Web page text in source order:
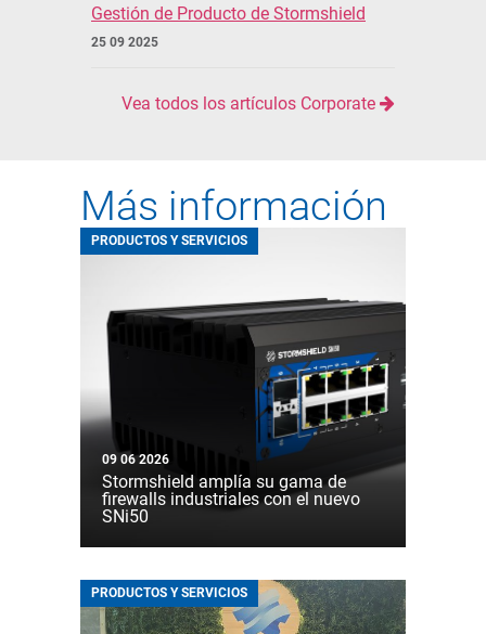
Gestión de Producto de Stormshield
25 09 2025
Vea todos los artículos Corporate
Más información
PRODUCTOS Y SERVICIOS
09 06 2026
Stormshield amplía su gama de
firewalls industriales con el nuevo
SNi50
PRODUCTOS Y SERVICIOS